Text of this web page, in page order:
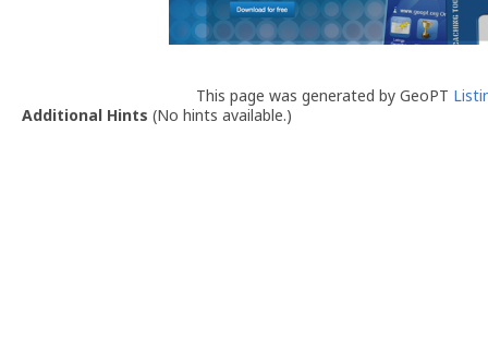
This page was generated by GeoPT
Additional Hints (No hints available.)